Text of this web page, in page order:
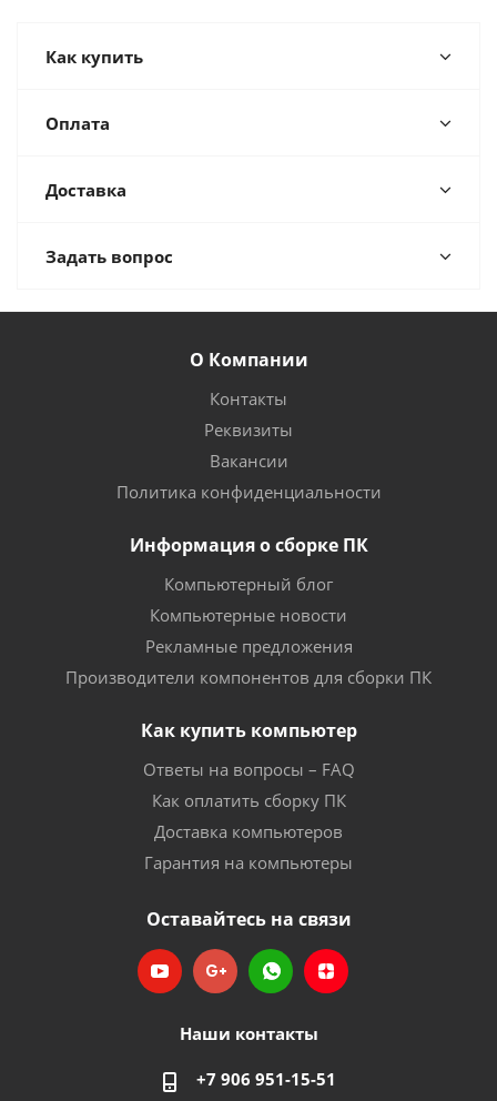
Как купить
Оплата
Доставка
Задать вопрос
О Компании
Контакты
Реквизиты
Вакансии
Политика конфиденциальности
Информация о сборке ПК
Компьютерный блог
Компьютерные новости
Рекламные предложения
Производители компонентов для сборки ПК
Как купить компьютер
Ответы на вопросы – FAQ
Как оплатить сборку ПК
Доставка компьютеров
Гарантия на компьютеры
Оставайтесь на связи
Наши контакты
+7 906 951-15-51